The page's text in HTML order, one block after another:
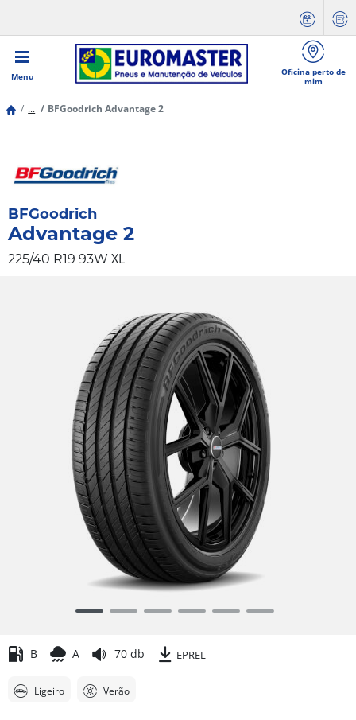
Menu
Oficina perto de
mim
... BFGoodrich Advantage 2
BFGoodrich
Advantage 2
225/40 R19 93W XL
6B A 70 db EPREL
Ligeiro Verão